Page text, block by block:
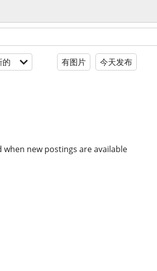
的 有图片 今天发布
new postings are available